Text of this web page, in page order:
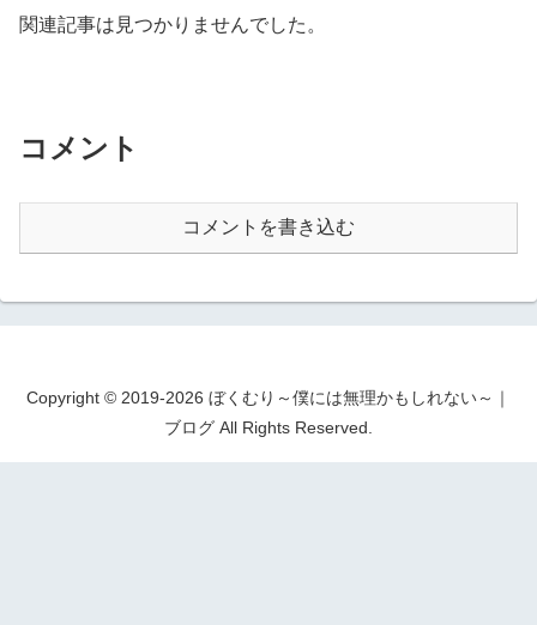
関連記事は見つかりませんでした。
コメント
コメントを書き込む
Copyright © 2019-2026 ぼくむり～僕には無理かもしれない～｜
ブログ All Rights Reserved.